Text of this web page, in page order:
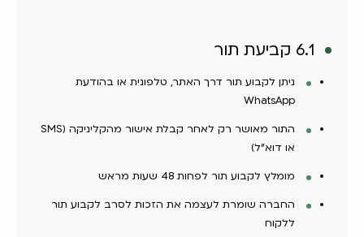
6.1 קביעת תור
ניתן לקבוע תור דרך האתר, טלפונית או בהודעת
WhatsApp
התור מאושר רק לאחר קבלת אישור מהקליניקה (SMS
או דוא"ל)
מומלץ לקבוע תור לפחות 48 שעות מראש
החברה שומרת לעצמה את הזכות לסרב לקבוע תור
ללקוח